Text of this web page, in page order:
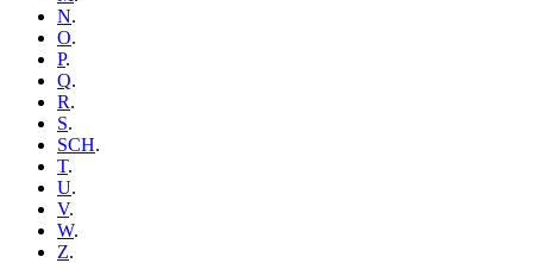
N.
O.
P.
Q.
R.
S.
SCH.
T.
U.
V.
W.
Z.